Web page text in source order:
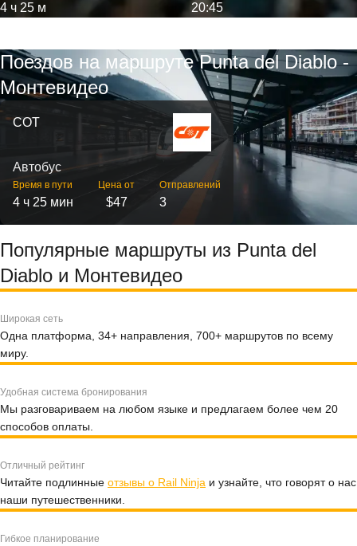
4 ч 25 м 20:45
Поездов на маршруте Punta del Diablo -
Монтевидео
COT
Автобус
Время в пути
4 ч 25 мин
Цена от
$47
Отправлений
3
Популярные маршруты из Punta del
Diablo и Монтевидео
Широкая сеть
Одна платформа, 34+ направления, 700+ маршрутов по всему
миру.
Удобная система бронирования
Мы разговариваем на любом языке и предлагаем более чем 20
способов оплаты.
Отличный рейтинг
Читайте подлинные отзывы о Rail Ninja и узнайте, что говорят о нас
наши путешественники.
Гибкое планирование